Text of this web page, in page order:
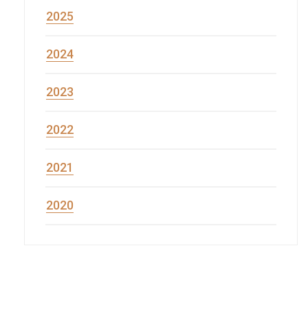
2025
2024
2023
2022
2021
2020